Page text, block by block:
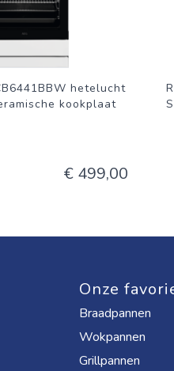
hetelucht
kookplaat
€ 499,00
Onze
Braadpannen
Wokpannen
Grillpannen